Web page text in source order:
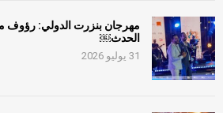
مهرجان بنزرت الدولي: رؤوف
الحدث￼
31 يوليو 2026